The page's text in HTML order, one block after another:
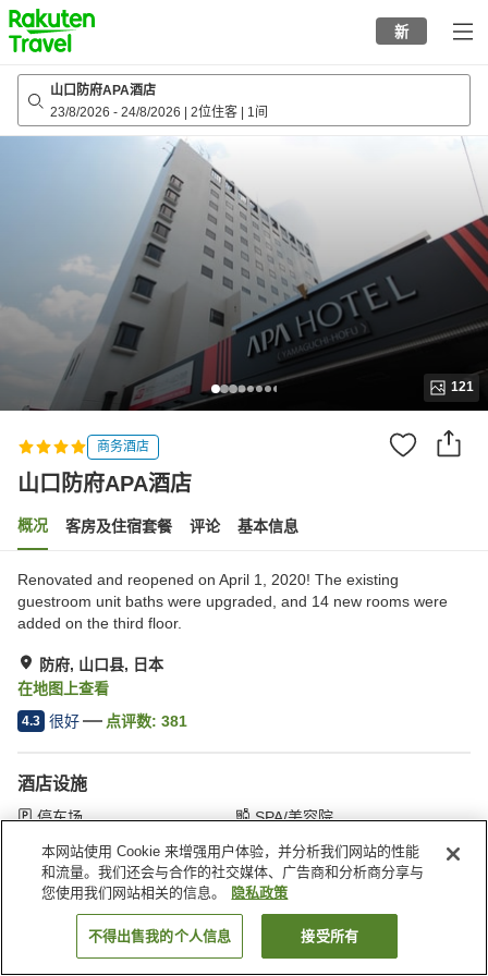
to
top
page
新
山口防府APA酒店
23/8/2026 - 24/8/2026 2位住客 1间
121
商务酒店
山口防府APA酒店
概况 客房及住宿套餐 评论 基本信息
Renovated and reopened on April 1, 2020! The existing
guestroom unit baths were upgraded, and 14 new rooms were
added on the third floor.
防府, 山口县, 日本
在地图上查看
4.3 很好 点评数: 381
酒店设施
停车场
SPA/美容院
首页 日本 山口县 防府 山口防府APA酒店
搜索客房
本网站使用 Cookie 来增强用户体验，并分析我们网站的性能
和流量。我们还会与合作的社交媒体、广告商和分析商分享与
您使用我们网站相关的信息。
隐私政策
不得出售我的个人信息 接受所有